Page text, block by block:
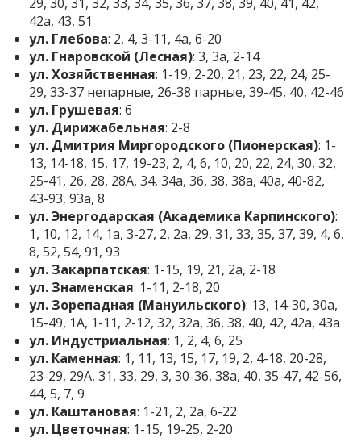
42а, 43, 51
ул. Глебова: 2, 4, 3-11, 4а, 6-20
ул. Гнаровской (Лесная): 3, 3а, 2-14
ул. Хозяйственная: 1-19, 2-20, 21, 23, 22, 24, 25-
29, 33-37 непарные, 26-38 парные, 39-45, 40, 42-46
ул. Грушевая: 6
ул. Дирижабельная: 2-8
ул. Дмитрия Миргородского (Пионерская): 1-
13, 14-18, 15, 17, 19-23, 2, 4, 6, 10, 20, 22, 24, 30, 32,
25-41, 26, 28, 28А, 34, 34а, 36, 38, 38а, 40а, 40-82,
43-93, 93а, 8
ул. Энергодарская (Академика Карпинского):
1, 10, 12, 14, 1а, 3-27, 2, 2а, 29, 31, 33, 35, 37, 39, 4, 6,
8, 52, 54, 91, 93
ул. Закарпатская: 1-15, 19, 21, 2а, 2-18
ул. Знаменская: 1-11, 2-18, 20
ул. Зорепадная (Мануильского): 13, 14-30, 30а,
15-49, 1A, 1-11, 2-12, 32, 32а, 36, 38, 40, 42, 42а, 43а
ул. Индустриальная: 1, 2, 4, 6, 25
ул. Каменная: 1, 11, 13, 15, 17, 19, 2, 4-18, 20-28,
23-29, 29А, 31, 33, 29, 3, 30-36, 38а, 40, 35-47, 42-56,
44, 5, 7, 9
ул. Каштановая: 1-21, 2, 2а, 6-22
ул. Цветочная: 1-15, 19-25, 2-20